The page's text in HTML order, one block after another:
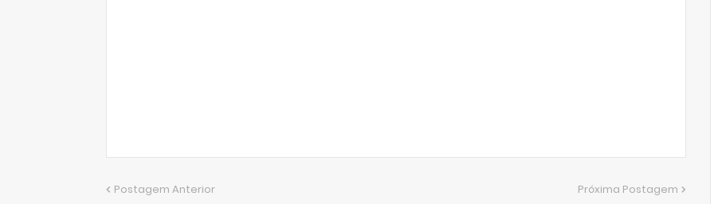
Postagem Anterior Próxima Postagem